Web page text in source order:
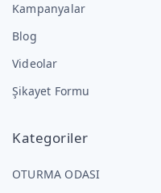
Kampanyalar
Blog
Videolar
Şikayet Formu
Kategoriler
OTURMA ODASI